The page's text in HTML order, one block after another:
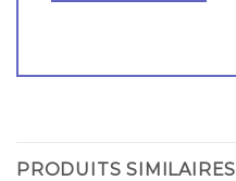
PRODUITS SIMILAIRES